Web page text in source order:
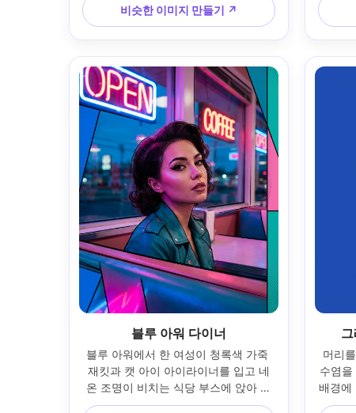
트로브 헤드샷 조명; 85mm 렌즈 보기,
피사계의 얕은 깊이; 단단한 머리와 어
깨 프레임, 중앙 구성; 팝 아트 색상 차
단, 대담한 잉크 같은 윤곽선, 포스터화
된 미드톤; 현실적인 피부 질감, 깨끗한
캐치라이트, 선명한 초점, 고해상도 --
ar 4:5
비슷한 이미지 만들기 ↗
드 컬
는 팝
사실적
블루 아워 다이너
블루 아워에서 한 여성이 청록색 가죽
재킷과 캣 아이 아이라이너를 입고 네
온 조명이 비치는 식당 부스에 앉아 있
습니다. 반사 빛이 있는 마젠타와 청록
머리
수염
배경에
는 림